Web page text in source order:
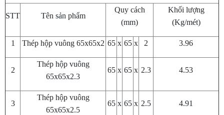
STT Tên sản phẩm
Quy cách
(mm)
Khối lượng
(Kg/mét)
1 Thép hộp vuông 65x65x2 65 x 65 x 2 3.96
2
Thép hộp vuông
65x65x2.3
65 x 65 x 2.3 4.53
3
Thép hộp vuông
65x65x2.5
65 x 65 x 2.5 4.91